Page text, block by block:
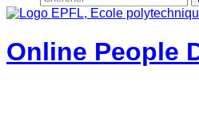
Online People